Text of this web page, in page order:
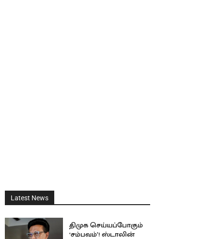
Latest News
திமுக செய்யப்போகும்
‘சம்பவம்’! ஸ்டாலின்